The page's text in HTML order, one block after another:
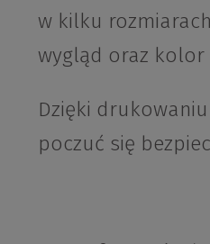
w kilku
wygląd oraz kolor
Dzięki
poczuć się